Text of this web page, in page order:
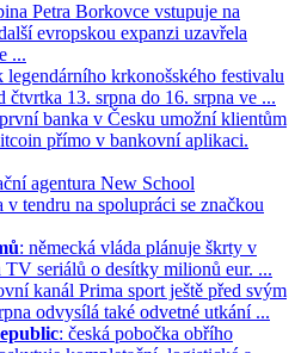
Petra Borkovce vstupuje na
evropskou expanzi uzavřela
...
legendárního krkonošského festivalu
čtvrtka 13. srpna do 16. srpna ve ...
banka v Česku umožní klientům
přímo v bankovní aplikaci.
agentura New School
tendru na spolupráci se značkou
: německá vláda plánuje škrty v
seriálů o desítky milionů eur. ...
kanál Prima sport ještě před svým
odvysílá také odvetné utkání ...
: česká pobočka obřího